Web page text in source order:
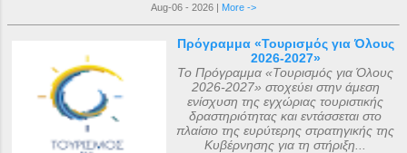
Aug-06 - 2026 | More ->
Πρόγραμμα «Τουρισμός για Όλους
2026-2027»
Το Πρόγραμμα «Τουρισμός για Όλους
2026-2027» στοχεύει στην άμεση
ενίσχυση της εγχώριας τουριστικής
δραστηριότητας και εντάσσεται στο
πλαίσιο της ευρύτερης στρατηγικής της
Κυβέρνησης για τη στήριξη...